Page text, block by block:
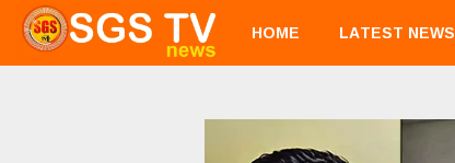
HOME LATEST NEWS